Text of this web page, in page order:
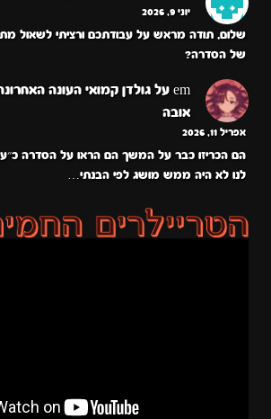
יוני 9, 2026
שלום, תודה מראש על עבודתכם ורציתי לשאול
של הסדרה?
em על
אובה
אפריל 11, 2026
הם הכריזו כבר על המשך הם הראו על הסדרה
לנו לא היה ממש מושג לפי הבנתי…